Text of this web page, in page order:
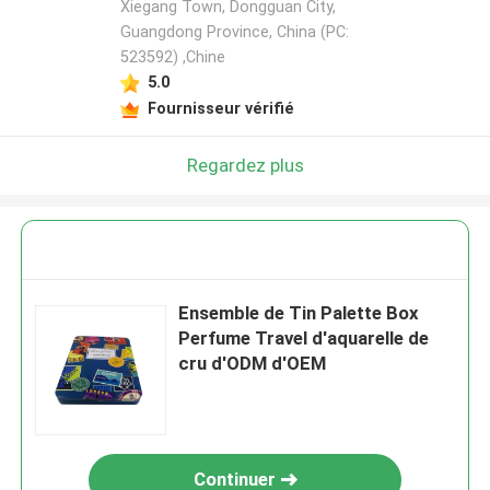
Xiegang Town, Dongguan City,
Guangdong Province, China (PC:
523592) ,Chine
5.0
Fournisseur vérifié
Regardez plus
Ensemble de Tin Palette Box
Perfume Travel d'aquarelle de
cru d'ODM d'OEM
Continuer